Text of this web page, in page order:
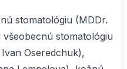
stomatológiu (MDDr.
všeobecnú stomatológiu
Oseredchuk),